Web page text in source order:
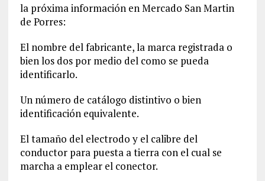
la próxima información en Mercado San Martin
de Porres:
El nombre del fabricante, la marca registrada o
bien los dos por medio del como se pueda
identificarlo.
Un número de catálogo distintivo o bien
identificación equivalente.
El tamaño del electrodo y el calibre del
conductor para puesta a tierra con el cual se
marcha a emplear el conector.